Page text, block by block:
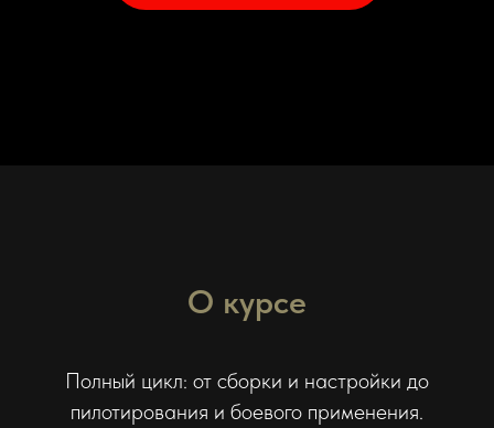
О курсе
Полный цикл: от сборки и настройки до
пилотирования и боевого применения.